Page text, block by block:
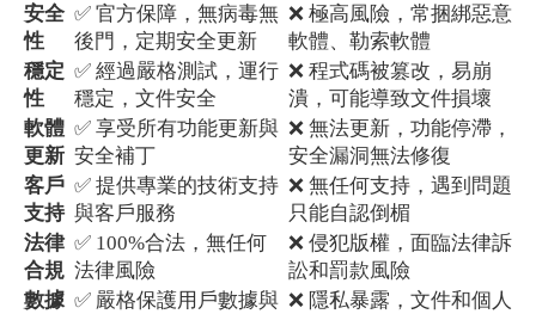
安全
性
✅ 官方保障，無病毒無
後門，定期安全更新
❌ 極高風險，常捆綁惡意
軟體、勒索軟體
穩定
性
✅ 經過嚴格測試，運行
穩定，文件安全
❌ 程式碼被篡改，易崩
潰，可能導致文件損壞
軟體
更新
✅ 享受所有功能更新與
安全補丁
❌ 無法更新，功能停滯，
安全漏洞無法修復
客戶
支持
✅ 提供專業的技術支持
與客戶服務
❌ 無任何支持，遇到問題
只能自認倒楣
法律
合規
✅ 100%合法，無任何
法律風險
❌ 侵犯版權，面臨法律訴
訟和罰款風險
數據 ✅ 嚴格保護用戶數據與 ❌ 隱私暴露，文件和個人